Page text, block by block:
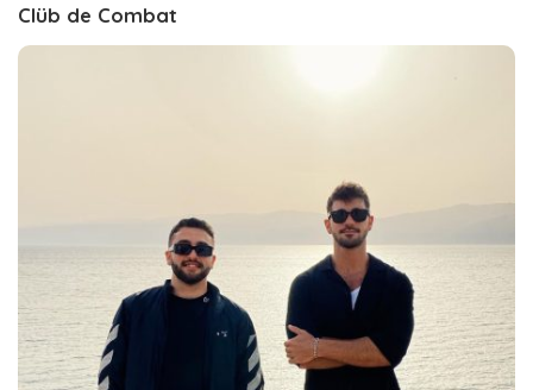
Clüb de Combat